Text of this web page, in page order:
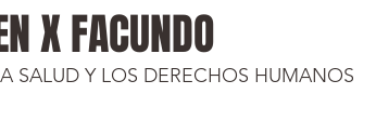
X FACUNDO
SALUD Y LOS DERECHOS HUMANOS